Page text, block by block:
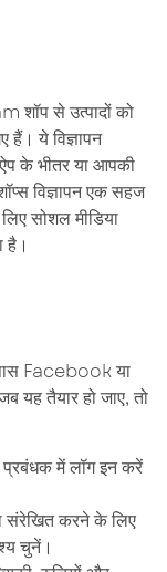
शॉप से ​​उत्पादों को
हैं। ये विज्ञापन
के भीतर या आपकी
विज्ञापन एक सहज
सोशल मीडिया
है।
Facebook या
यह तैयार हो जाए, तो
प्रबंधक में लॉग इन करें
संरेखित करने के लिए
चुनें।